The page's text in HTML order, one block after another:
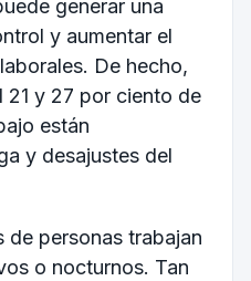
generar una
y aumentar el
De hecho,
21 y 27 por ciento de
están
y desajustes del
de personas trabajan
o nocturnos. Tan